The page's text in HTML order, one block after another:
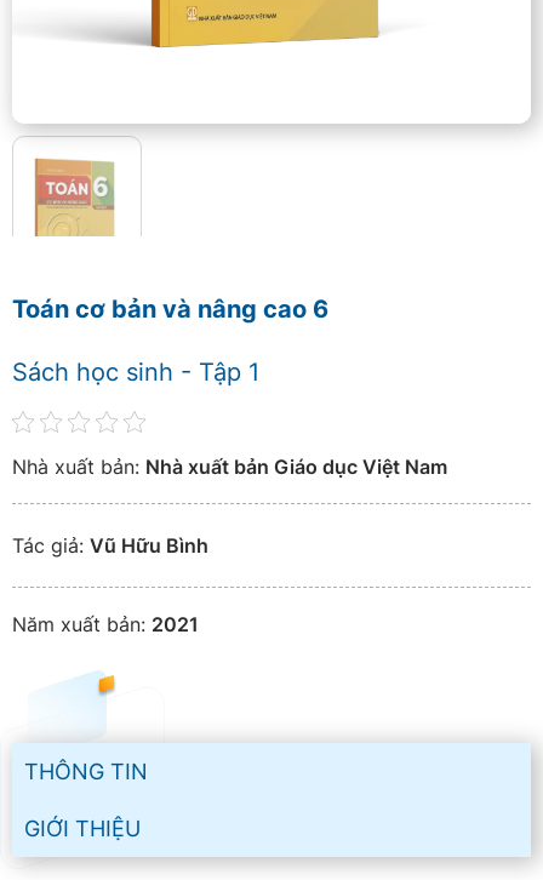
Toán cơ bản và nâng cao 6
Sách học sinh - Tập 1
Nhà xuất bản: Nhà xuất bản Giáo dục Việt Nam
Tác giả: Vũ Hữu Bình
Năm xuất bản: 2021
THÔNG TIN
GIỚI THIỆU